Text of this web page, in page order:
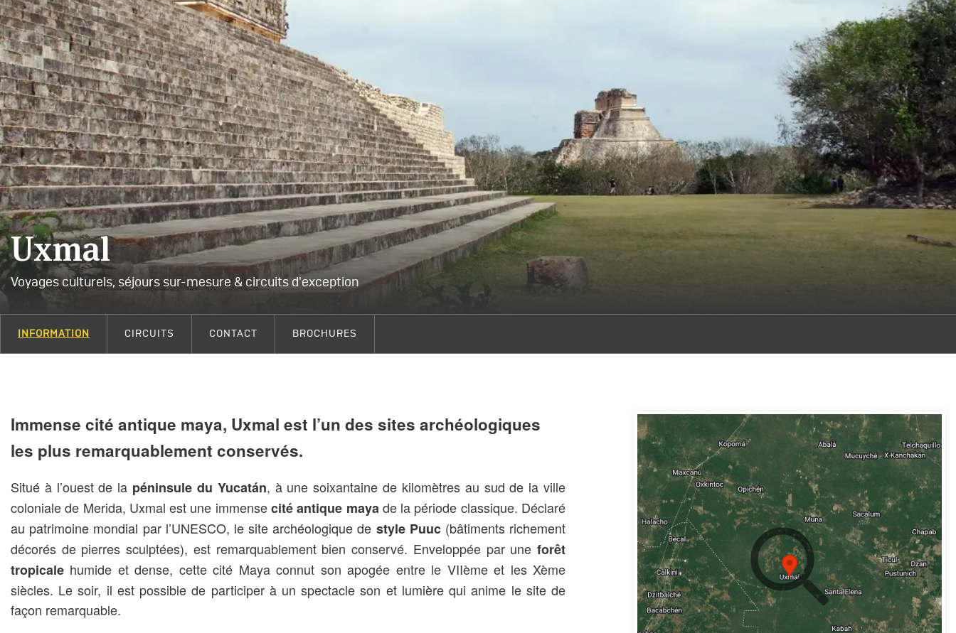
Uxmal
Voyages culturels, séjours sur-mesure & circuits d'exception
INFORMATION CIRCUITS CONTACT BROCHURES
Immense cité antique maya, Uxmal est l’un des sites archéologiques
les plus remarquablement conservés.
Situé à l’ouest de la péninsule du Yucatán, à une soixantaine de kilomètres au sud de la ville
coloniale de Merida, Uxmal est une immensecité antique maya de la période classique. Déclaré
au patrimoine mondial par l’UNESCO, le site archéologique de style Puuc(bâtiments richement
décorés de pierres sculptées), est remarquablement bien conservé. Enveloppée par une forêt
tropicale humide et dense, cette cité Maya connut son apogée entre le VIIème et les Xème
siècles. Le soir, il est possible de participer à un spectacle son et lumière qui anime le site de
façon remarquable.